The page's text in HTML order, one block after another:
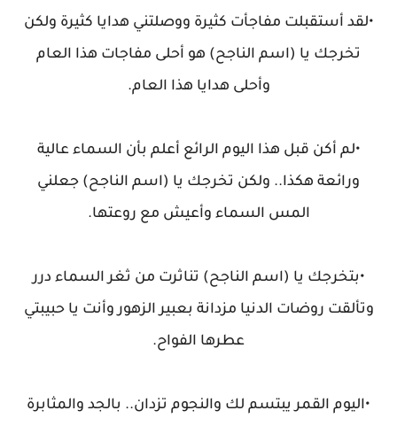
•لقد أستقبلت مفاجأت كثيرة ووصلتني هدايا كثيرة ولكن
تخرجك يا (اسم الناجح) هو أحلى مفاجات هذا العام
وأحلى هدايا هذا العام.
•لم أكن قبل هذا اليوم الرائع أعلم بأن السماء عالية
ورائعة هكذا.. ولكن تخرجك يا (اسم الناجح) جعلني
المس السماء وأعيش مع روعتها.
•بتخرجك يا (اسم الناجح) تناثرت من ثغر السماء درر
وتألقت روضات الدنيا مزدانة بعبير الزهور وأنت يا حبيبتي
عطرها الفواح.
•اليوم القمر يبتسم لك والنجوم تزدان.. بالجد والمثابرة